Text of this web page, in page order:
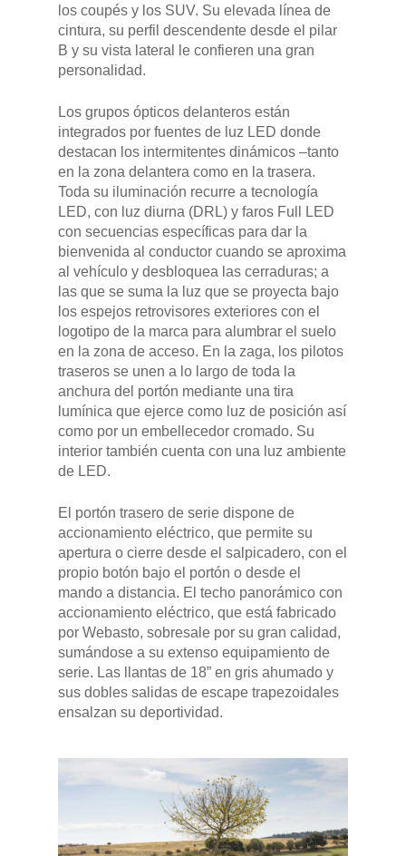
los coupés y los SUV. Su elevada línea de
cintura, su perfil descendente desde el pilar
B y su vista lateral le confieren una gran
personalidad.
Los grupos ópticos delanteros están
integrados por fuentes de luz LED donde
destacan los intermitentes dinámicos –tanto
en la zona delantera como en la trasera.
Toda su iluminación recurre a tecnología
LED, con luz diurna (DRL) y faros Full LED
con secuencias específicas para dar la
bienvenida al conductor cuando se aproxima
al vehículo y desbloquea las cerraduras; a
las que se suma la luz que se proyecta bajo
los espejos retrovisores exteriores con el
logotipo de la marca para alumbrar el suelo
en la zona de acceso. En la zaga, los pilotos
traseros se unen a lo largo de toda la
anchura del portón mediante una tira
lumínica que ejerce como luz de posición así
como por un embellecedor cromado. Su
interior también cuenta con una luz ambiente
de LED.
El portón trasero de serie dispone de
accionamiento eléctrico, que permite su
apertura o cierre desde el salpicadero, con el
propio botón bajo el portón o desde el
mando a distancia. El techo panorámico con
accionamiento eléctrico, que está fabricado
por Webasto, sobresale por su gran calidad,
sumándose a su extenso equipamiento de
serie. Las llantas de 18” en gris ahumado y
sus dobles salidas de escape trapezoidales
ensalzan su deportividad.